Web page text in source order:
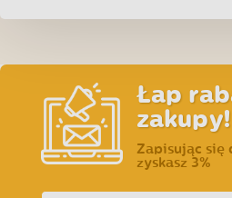
Łap
zakupy!
Zapisując się
zyskasz 3%